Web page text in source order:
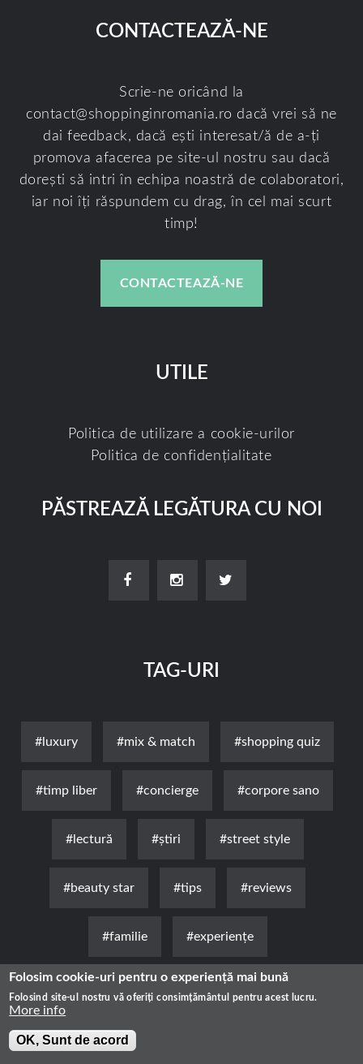
CONTACTEAZĂ-NE
Scrie-ne oricând la
contact@shoppinginromania.ro dacă vrei să ne
dai feedback, dacă ești interesat/ă de a-ți
promova afacerea pe site-ul nostru sau dacă
dorești să intri în echipa noastră de colaboratori,
iar noi îți răspundem cu drag, în cel mai scurt
timp!
CONTACTEAZĂ-NE
UTILE
Politica de utilizare a cookie-urilor
Politica de confidențialitate
PĂSTREAZĂ LEGĂTURA CU NOI
TAG-URI
#luxury #mix & match #shopping quiz
#timp liber #concierge #corpore sano
#lectură #știri #street style
#beauty star #tips #reviews
#familie #experienţe
Știri Luxury Fashion
Folosim cookie-uri pentru o experiență mai bună
Folosind site-ul nostru vă oferiți consimțământul pentru acest lucru.
More info
OK, Sunt de acord